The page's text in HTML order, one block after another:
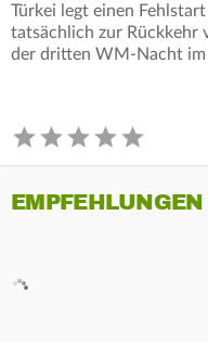
Türkei legt einen
tatsächlich zur Rückkehr
der dritten WM-Nacht im
EMPFEHLUNGEN